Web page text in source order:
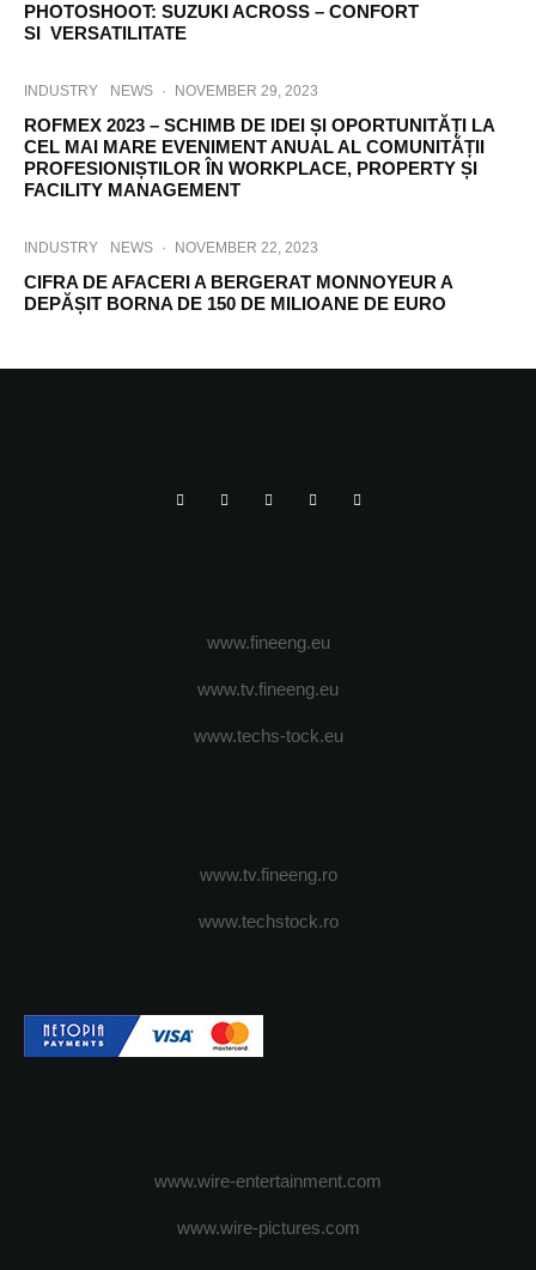
PHOTOSHOOT: SUZUKI ACROSS – CONFORT
SI VERSATILITATE
INDUSTRY NEWS · NOVEMBER 29, 2023
ROFMEX 2023 – SCHIMB DE IDEI ȘI OPORTUNITĂȚI LA
CEL MAI MARE EVENIMENT ANUAL AL COMUNITĂȚII
PROFESIONIȘTILOR ÎN WORKPLACE, PROPERTY ȘI
FACILITY MANAGEMENT
INDUSTRY NEWS · NOVEMBER 22, 2023
CIFRA DE AFACERI A BERGERAT MONNOYEUR A
DEPĂȘIT BORNA DE 150 DE MILIOANE DE EURO
www.fineeng.eu
www.tv.fineeng.eu
www.techs-tock.eu
www.tv.fineeng.ro
www.techstock.ro
www.wire-entertainment.com
www.wire-pictures.com